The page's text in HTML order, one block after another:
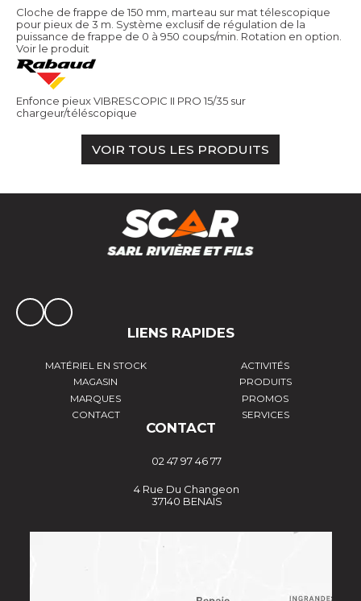
Cloche de frappe de 150 mm, marteau sur mat télescopique
pour pieux de 3 m. Système exclusif de régulation de la
puissance de frappe de 0 à 950 coups/min. Rotation en option.
Voir le produit
Enfonce pieux VIBRESCOPIC II PRO 15/35 sur
chargeur/téléscopique
VOIR TOUS LES PRODUITS
LIENS RAPIDES
MATÉRIEL EN STOCK
ACTIVITÉS
MAGASIN
PRODUITS
MARQUES
PROMOS
CONTACT
SERVICES
CONTACT
02 47 97 46 77
4 Rue Du Changeon
37140 BENAIS